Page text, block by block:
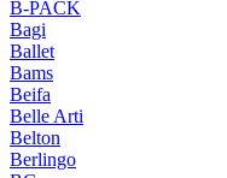
B-PACK
Bagi
Ballet
Bams
Beifa
Belle Arti
Belton
Berlingo